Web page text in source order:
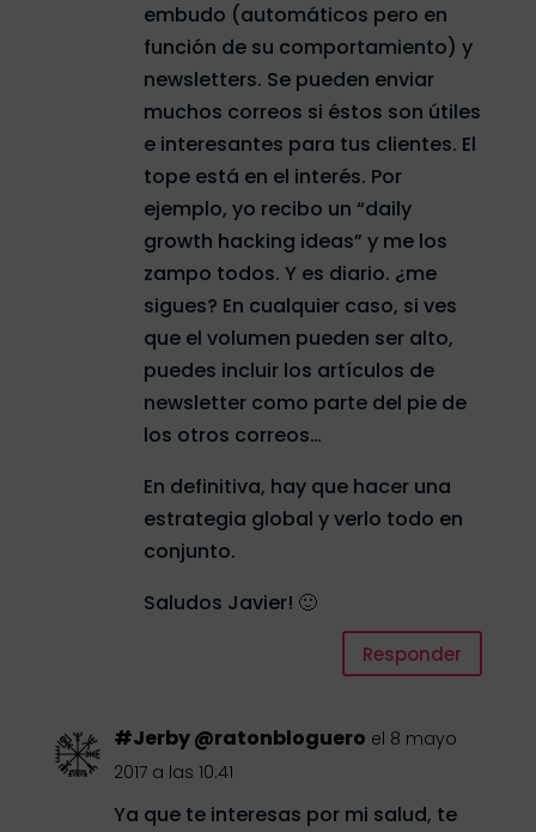
embudo (automáticos pero en
función de su comportamiento) y
newsletters. Se pueden enviar
muchos correos si éstos son útiles
e interesantes para tus clientes. El
tope está en el interés. Por
ejemplo, yo recibo un “daily
growth hacking ideas” y me los
zampo todos. Y es diario. ¿me
sigues? En cualquier caso, si ves
que el volumen pueden ser alto,
puedes incluir los artículos de
newsletter como parte del pie de
los otros correos…
En definitiva, hay que hacer una
estrategia global y verlo todo en
conjunto.
Saludos Javier! 🙂
Responder
#Jerby @ratonbloguero el 8 mayo
2017 a las 10:41
Ya que te interesas por mi salud, te